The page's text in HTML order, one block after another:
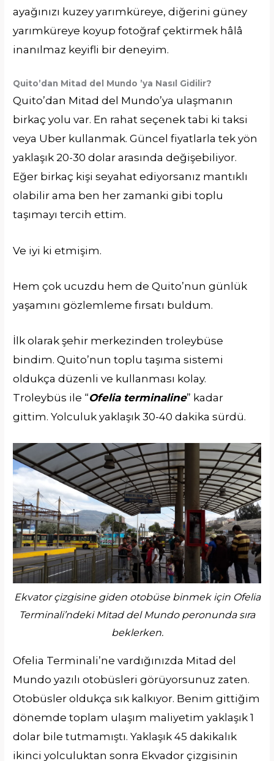
ayağınızı kuzey yarımküreye, diğerini güney
yarımküreye koyup fotoğraf çektirmek hâlâ
inanılmaz keyifli bir deneyim.
Quito’dan Mitad del Mundo ’ya Nasıl Gidilir?
Quito’dan Mitad del Mundo’ya ulaşmanın
birkaç yolu var. En rahat seçenek tabi ki taksi
veya Uber kullanmak. Güncel fiyatlarla tek yön
yaklaşık 20-30 dolar arasında değişebiliyor.
Eğer birkaç kişi seyahat ediyorsanız mantıklı
olabilir ama ben her zamanki gibi toplu
taşımayı tercih ettim.
Ve iyi ki etmişim.
Hem çok ucuzdu hem de Quito’nun günlük
yaşamını gözlemleme fırsatı buldum.
İlk olarak şehir merkezinden troleybüse
bindim. Quito’nun toplu taşıma sistemi
oldukça düzenli ve kullanması kolay.
Troleybüs ile “Ofelia terminaline” kadar
gittim. Yolculuk yaklaşık 30-40 dakika sürdü.
Ekvator çizgisine giden otobüse binmek için Ofelia
Terminali’ndeki Mitad del Mundo peronunda sıra
beklerken.
Ofelia Terminali’ne vardığınızda Mitad del
Mundo yazılı otobüsleri görüyorsunuz zaten.
Otobüsler oldukça sık kalkıyor. Benim gittiğim
dönemde toplam ulaşım maliyetim yaklaşık 1
dolar bile tutmamıştı. Yaklaşık 45 dakikalık
ikinci yolculuktan sonra Ekvador çizgisinin